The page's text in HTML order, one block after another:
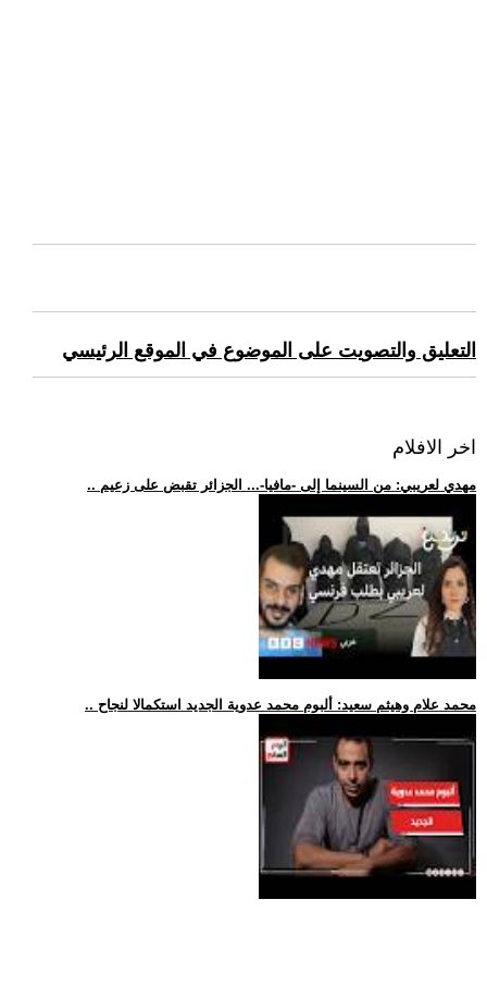
التعليق والتصويت على الموضوع في الموقع الرئيسي
اخر الافلام
.. مهدي لعريبي: من السينما إلى -مافيا-... الجزائر تقبض على زعيم
.. محمد علام وهيثم سعيد: ألبوم محمد عدوية الجديد استكمالا لنجاح